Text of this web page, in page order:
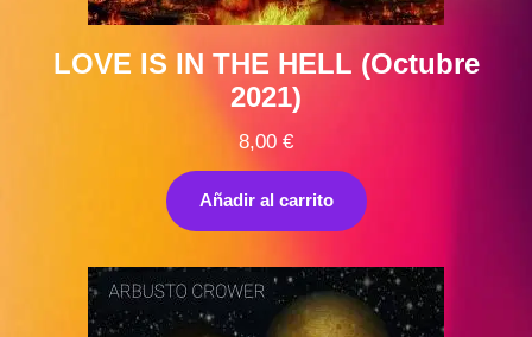
LOVE IS IN THE HELL (Octubre
2021)
8,00 €
Añadir al carrito